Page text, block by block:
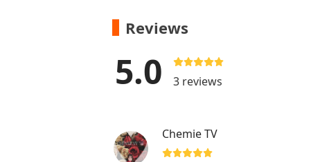
Reviews
5.0 3 reviews
Chemie TV